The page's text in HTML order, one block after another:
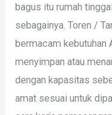
bagus itu rumah
sebagainya. Toren /
bermacam kebutuhan
menyimpan atau
dengan kapasitas
amat sesuai untuk